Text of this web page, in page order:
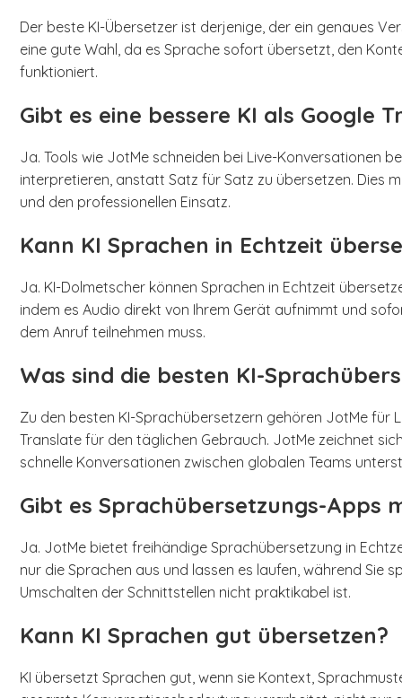
Der beste KI-Übersetzer ist derjenige, der ein genaues
eine gute Wahl, da es Sprache sofort übersetzt, den
funktioniert.
Gibt es eine bessere KI als Google
Ja. Tools wie JotMe schneiden bei Live-Konversationen
interpretieren, anstatt Satz für Satz zu übersetzen. Dies
und den professionellen Einsatz.
Kann KI Sprachen in Echtzeit
Ja. KI-Dolmetscher können Sprachen in Echtzeit
indem es Audio direkt von Ihrem Gerät aufnimmt und
dem Anruf teilnehmen muss.
Was sind die besten KI-
Zu den besten KI-Sprachübersetzern gehören JotMe für
Translate für den täglichen Gebrauch. JotMe zeichnet
schnelle Konversationen zwischen globalen Teams
Gibt es Sprachübersetzungs-Apps
Ja. JotMe bietet freihändige Sprachübersetzung in
nur die Sprachen aus und lassen es laufen, während Sie
Umschalten der Schnittstellen nicht praktikabel ist.
Kann KI Sprachen gut übersetzen?
KI übersetzt Sprachen gut, wenn sie Kontext,